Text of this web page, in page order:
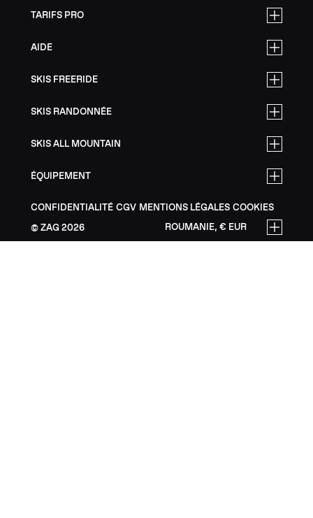
TARIFS PRO
AIDE
SKIS FREERIDE
SKIS RANDONNÉE
SKIS ALL MOUNTAIN
ÉQUIPEMENT
CONFIDENTIALITÉ CGV MENTIONS LÉGALES COOKIES
ZAG 2026 ROUMANIE, € EUR